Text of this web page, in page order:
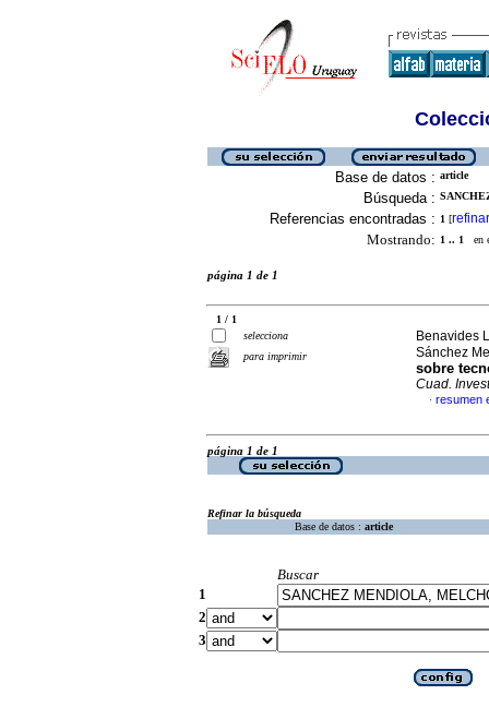
Base de datos : article
Búsqueda :
Referencias encontradas : 1 [refinar
Mostrando: 1 .. 1 en
página 1 de 1
1 / 1
selecciona
para imprimir
Benavides
Sánchez
sobre
Cuad.
· resumen
página 1 de 1
Refinar la búsqueda
Base de datos : article
Buscar
1
2
3